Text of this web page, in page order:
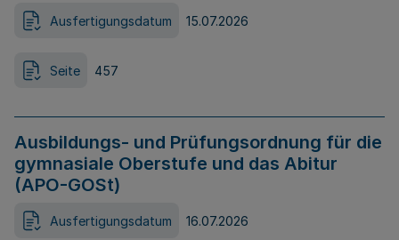
Ausfertigungsdatum 15.07.2026
Seite 457
Ausbildungs- und Prüfungsordnung für die
gymnasiale Oberstufe und das Abitur
(APO-GOSt)
Ausfertigungsdatum 16.07.2026